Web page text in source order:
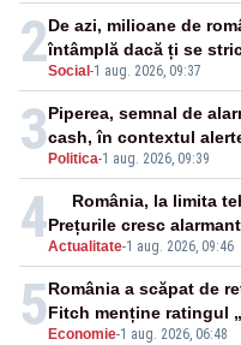
2Social -1 aug. 2026, 09:37
De azi, milioane de
întâmplă dacă ți se
3 Politica-1 aug. 2026, 09:39
Piperea, semnal de
cash, în contextul
4Actualitate-1 aug. 2026, 09:46
România, la limita
Prețurile cresc
5 Economie-1 aug. 2026, 06:48
România a scăpat de
Fitch menține ratingul